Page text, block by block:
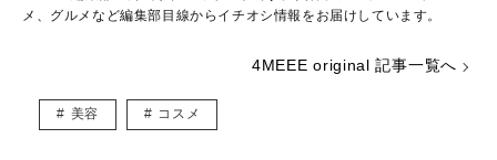
メ、グルメなど編集部目線からイチオシ情報をお届けしています。
4MEEE original 記事一覧へ
美容 コスメ